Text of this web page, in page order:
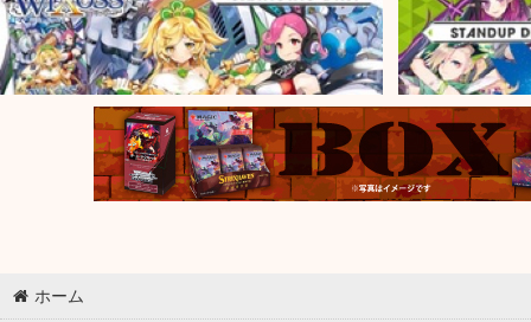
ホーム